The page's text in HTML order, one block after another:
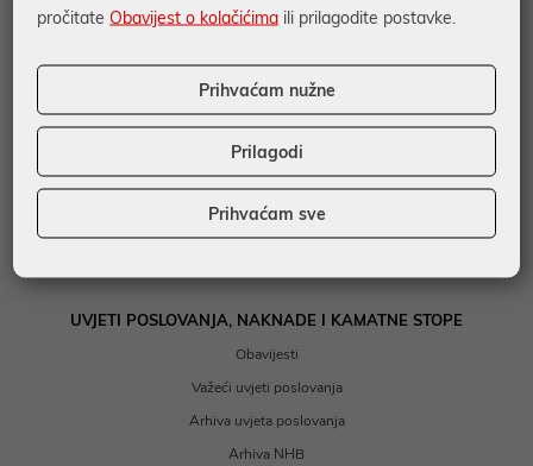
Posebni kreditni programi
DEPOZITI I ULAGANJA
UVJETI POSLOVANJA, NAKNADE I KAMATNE STOPE
Obavijesti
Važeći uvjeti poslovanja
Arhiva uvjeta poslovanja
Arhiva NHB
pročitateObavijest o kolačićima ili prilagodite postavke.
Prihvaćam nužne
Prilagodi
Prihvaćam sve